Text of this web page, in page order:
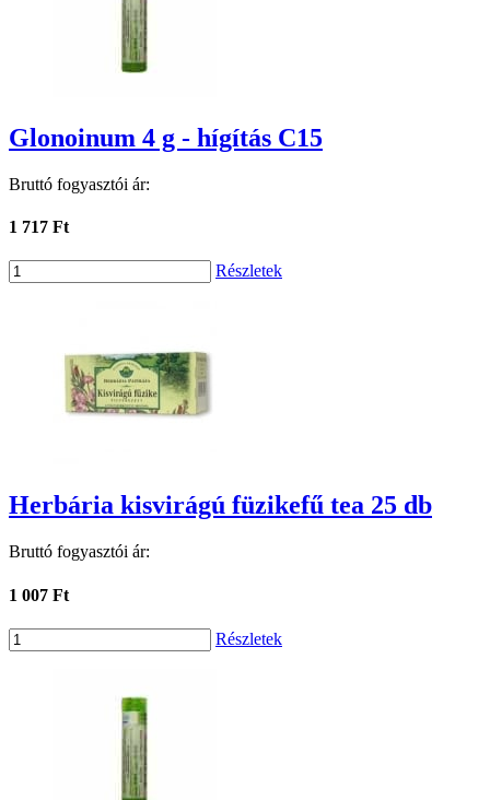
Glonoinum 4 g - hígítás C15
Bruttó fogyasztói ár:
1 717 Ft
Részletek
Herbária kisvirágú füzikefű tea 25 db
Bruttó fogyasztói ár:
1 007 Ft
Részletek